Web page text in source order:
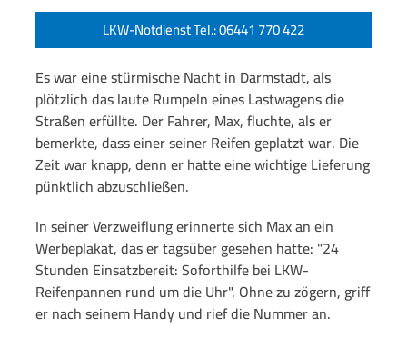
LKW-Notdienst Tel.: 06441 770 422
Es war eine stürmische Nacht in Darmstadt, als
plötzlich das laute Rumpeln eines Lastwagens die
Straßen erfüllte. Der Fahrer, Max, fluchte, als er
bemerkte, dass einer seiner Reifen geplatzt war. Die
Zeit war knapp, denn er hatte eine wichtige Lieferung
pünktlich abzuschließen.
In seiner Verzweiflung erinnerte sich Max an ein
Werbeplakat, das er tagsüber gesehen hatte: "24
Stunden Einsatzbereit: Soforthilfe bei LKW-
Reifenpannen rund um die Uhr". Ohne zu zögern, griff
er nach seinem Handy und rief die Nummer an.